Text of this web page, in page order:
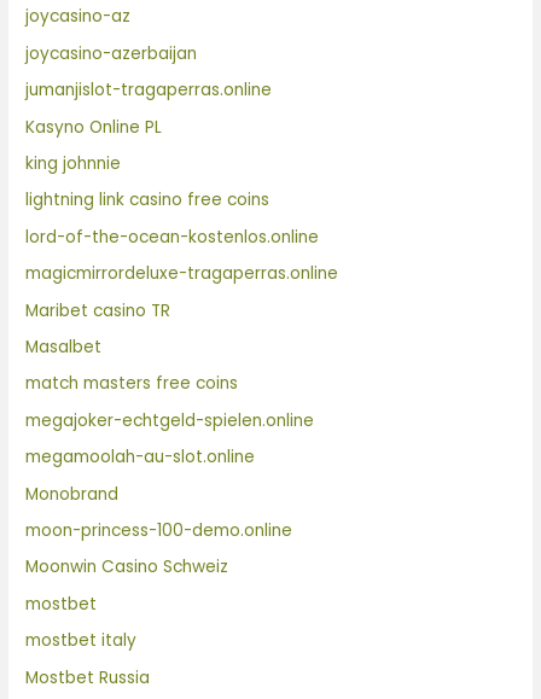
joycasino-az
joycasino-azerbaijan
jumanjislot-tragaperras.online
Kasyno Online PL
king johnnie
lightning link casino free coins
lord-of-the-ocean-kostenlos.online
magicmirrordeluxe-tragaperras.online
Maribet casino TR
Masalbet
match masters free coins
megajoker-echtgeld-spielen.online
megamoolah-au-slot.online
Monobrand
moon-princess-100-demo.online
Moonwin Casino Schweiz
mostbet
mostbet italy
Mostbet Russia